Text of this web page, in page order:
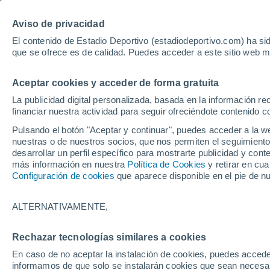
Aviso de privacidad
El contenido de Estadio Deportivo (estadiodeportivo.com) ha
que se ofrece es de calidad. Puedes acceder a este sitio web
Aceptar cookies y acceder de forma gratuita
La publicidad digital personalizada, basada en la información
financiar nuestra actividad para seguir ofreciéndote contenido
Pulsando el botón "Aceptar y continuar", puedes acceder a la
nuestras o de nuestros socios, que nos permiten el
desarrollar un perfil específico para mostrarte publicidad y
más información en nuestra Política de Cookies y retirar en
Configuración de cookies que aparece disponible en el pie de
ALTERNATIVAMENTE,
Rechazar tecnologías similares a cookies
En caso de no aceptar la instalación de cookies, puedes
informamos de que solo se instalarán cookies que sean
Clasificación
Resultados
Alavés
Athletic Club de Bilbao
Atlético de Madrid
FC Barcelona
Real Betis
Celta de Vigo
Deportivo de A Coruña
Elche
Espanyol
Getafe
Levante UD
Málaga CF
Real Sociedad
Sevilla FC
Valencia CF
Villarreal CF
Ciclismo
UFC
HOME FÚTBOL COPA DEL REY